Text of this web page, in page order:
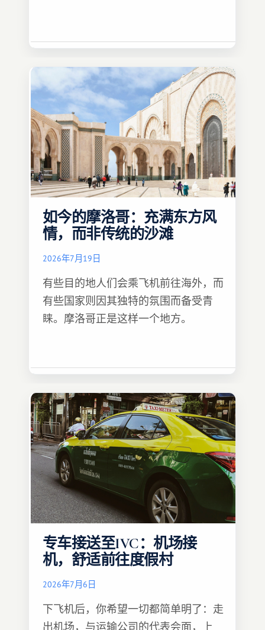
如今的摩洛哥：充满东方风
情，而非传统的沙滩
2026年7月19日
有些目的地人们会乘飞机前往海外，而
有些国家则因其独特的氛围而备受青
睐。摩洛哥正是这样一个地方。
专车接送至IVC：机场接
机，舒适前往度假村
2026年7月6日
下飞机后，你希望一切都简单明了：走
出机场，与运输公司的代表会面，上